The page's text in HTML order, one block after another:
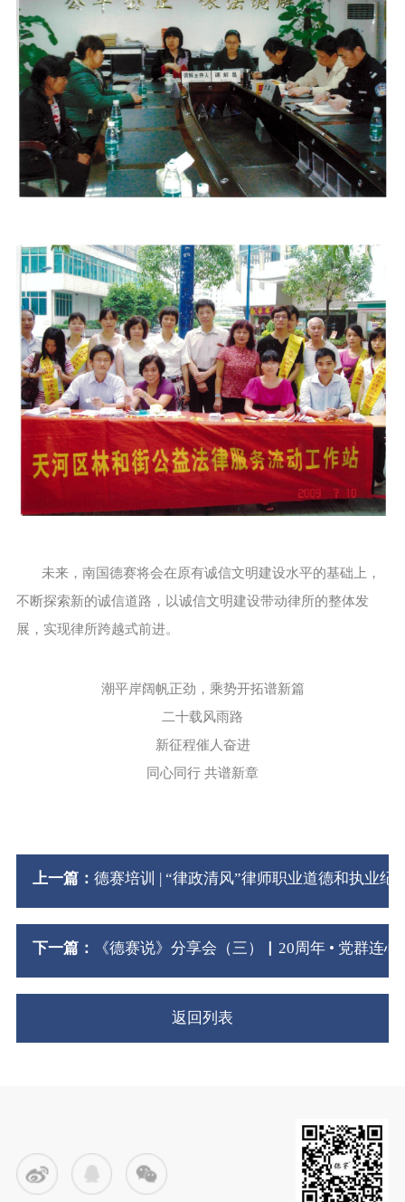
未来，南国德赛将会在原有诚信文明建设水平的基础上，
不断探索新的诚信道路，以诚信文明建设带动律所的整体发
展，实现律所跨越式前进。
潮平岸阔帆正劲，乘势开拓谱新篇
二十载风雨路
新征程催人奋进
同心同行 共谱新章
上一篇： 德赛培训 | “律政清风”律师职业道德和执业纪
下一篇： 《德赛说》分享会（三）▏20周年 • 党群连心
返回列表